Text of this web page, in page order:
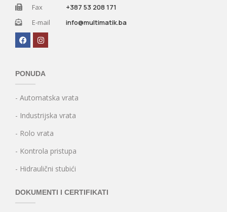
Fax
+387 53 208 171
E-mail
info@multimatik.ba
PONUDA
- Automatska vrata
- Industrijska vrata
- Rolo vrata
- Kontrola pristupa
- Hidraulični stubići
DOKUMENTI I CERTIFIKATI